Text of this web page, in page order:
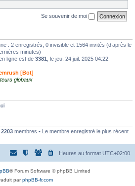
Se souvenir de moi
: 2 enregistrés, 0 invisible et 1564 invités (d’après le
minutes)
ligne est de 3381 , le jeu. 24 juil. 2025 04:22
[Bot]
globaux
2203 membres • Le membre enregistré le plus récent
Heures au format UTC+02:00
® Forum Software © phpBB Limited
parphpBB-fr.com